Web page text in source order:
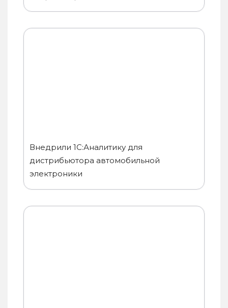
Внедрили 1С:Аналитику для
дистрибьютора автомобильной
электроники